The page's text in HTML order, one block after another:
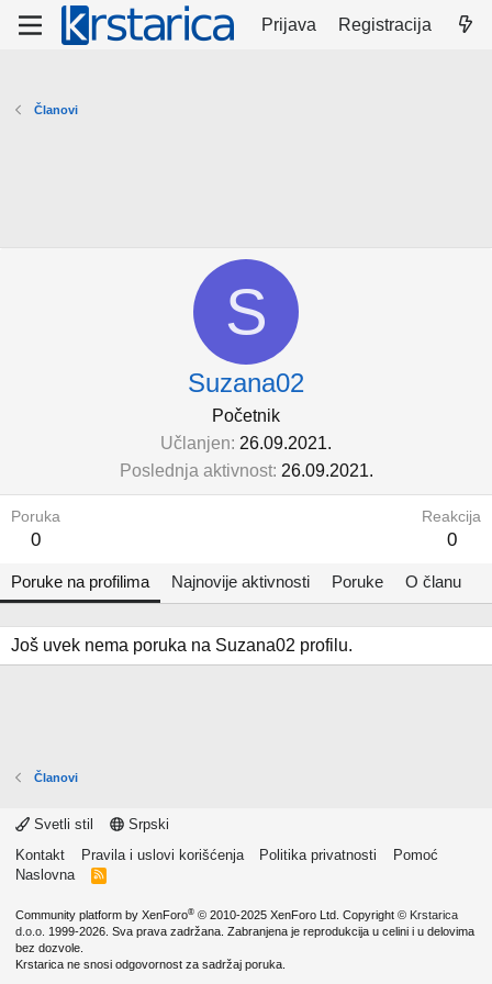
Prijava Registracija
Članovi
S
Suzana02
Početnik
Učlanjen 26.09.2021.
Poslednja aktivnost 26.09.2021.
Poruka
0
Reakcija
0
Poruke na profilima Najnovije aktivnosti Poruke O članu
Još uvek nema poruka na Suzana02 profilu.
Članovi
Svetli stil
Srpski
Kontakt
Pravila i uslovi korišćenja Politika privatnosti
Pomoć
Naslovna
R
Community platform by XenForo® © 2010-2025 XenForo Ltd. Copyright © Krstarica
d.o.o. 1999-2026. Sva prava zadržana. Zabranjena je reprodukcija u celini i u delovima
bez dozvole.
Krstarica ne snosi odgovornost za sadržaj poruka.